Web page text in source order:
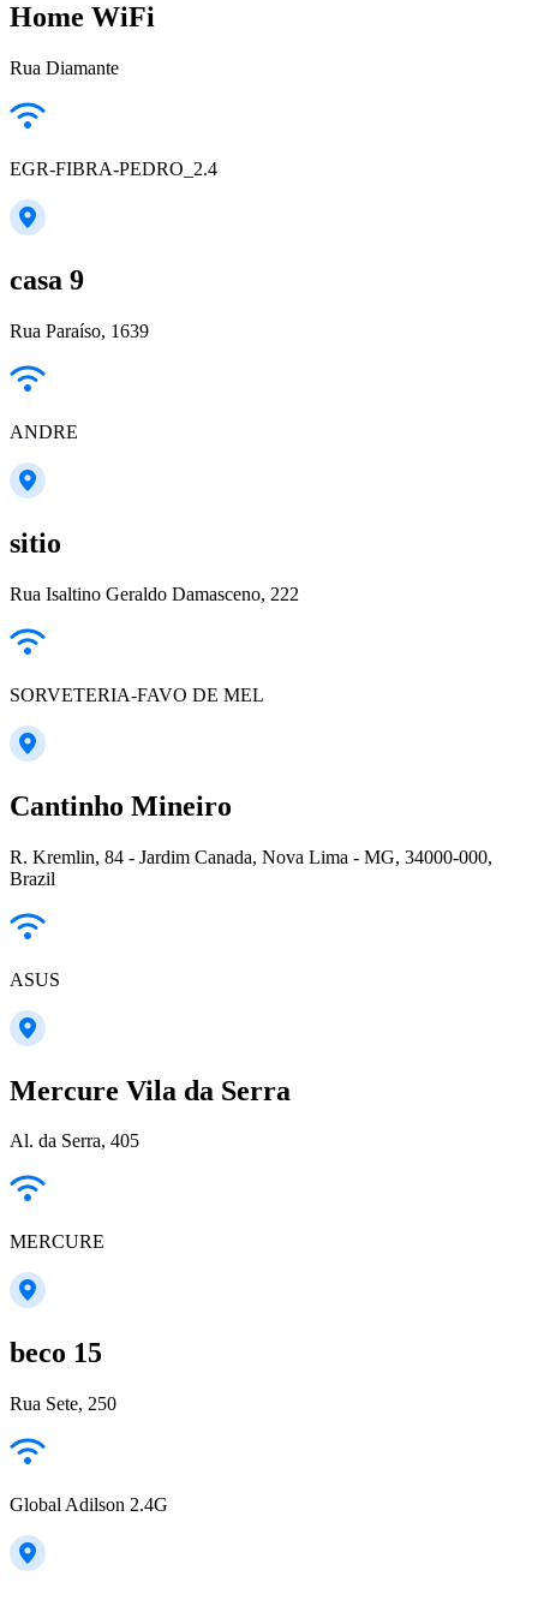
Home WiFi
Rua Diamante
EGR-FIBRA-PEDRO_2.4
casa 9
Rua Paraíso, 1639
ANDRE
sitio
Rua Isaltino Geraldo Damasceno, 222
SORVETERIA-FAVO DE MEL
Cantinho Mineiro
R. Kremlin, 84 - Jardim Canada, Nova Lima - MG, 34000-000,
Brazil
ASUS
Mercure Vila da Serra
Al. da Serra, 405
MERCURE
beco 15
Rua Sete, 250
Global Adilson 2.4G